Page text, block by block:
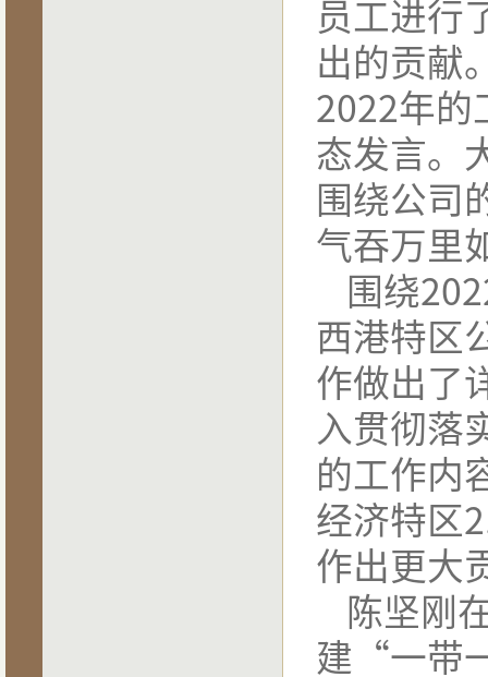
员工进行
出的贡献
2022年的
态发言。
围绕公司
气吞万里
围绕2
西港特区
作做出了
入贯彻落
的工作内
经济特区2
作出更大
陈坚刚
建 “一带